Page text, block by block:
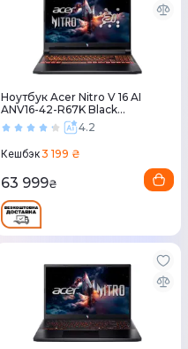
Ноутбук Acer Nitro V 16 AI
ANV16-42-R67K Black
(NH.U1JEU.009)4.2
Кешбэк3 199 ₴
63 999₴